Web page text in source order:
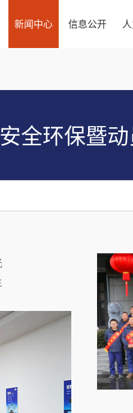
新闻中心 信息公开
全环保暨